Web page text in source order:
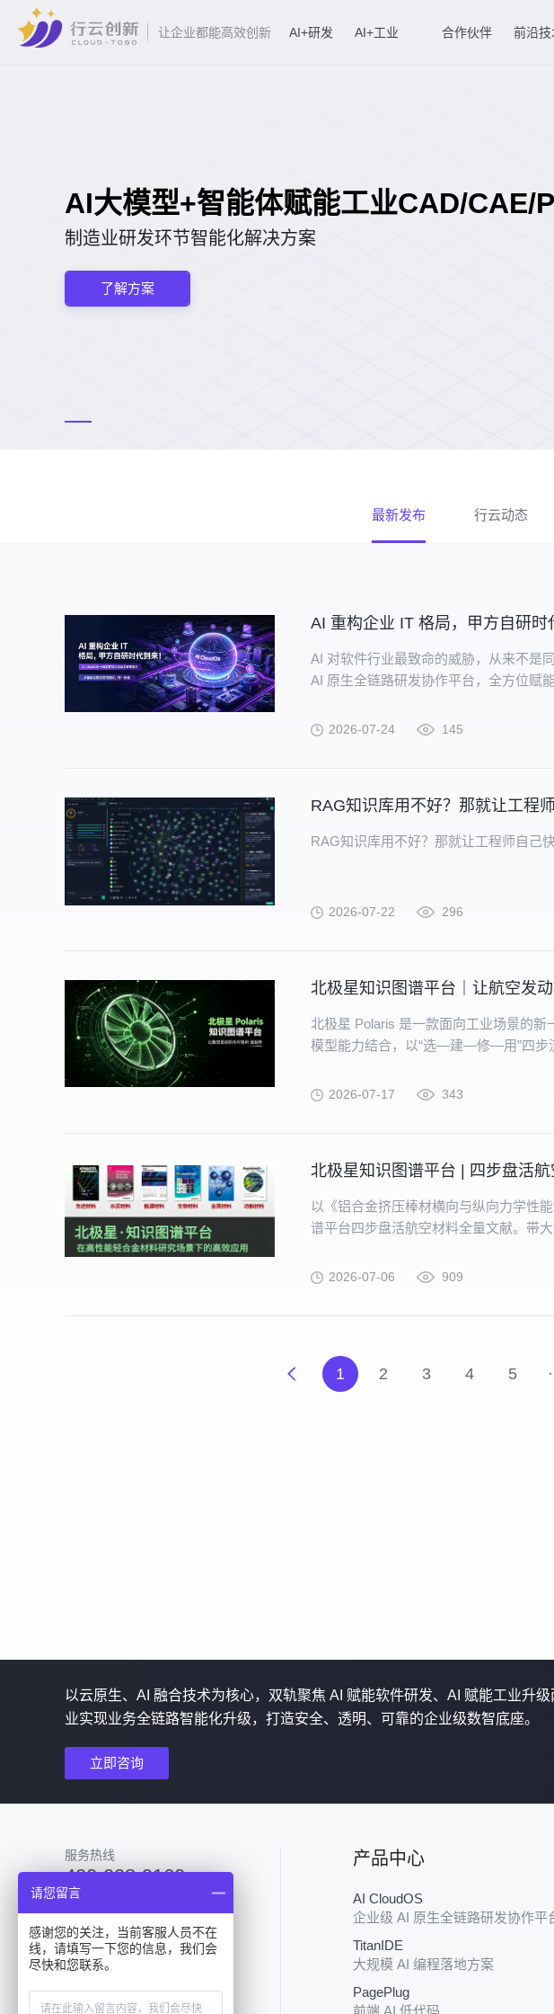
让企业都能高效创新 AI+研发 AI+工业 合作伙伴 前沿技
AI大模型+智能体赋能工业CAD/CAE/
制造业研发环节智能化解决方案
了解方案
最新发布 行云动态
AI 重构企业 IT 格局，甲方自研时
AI 对软件行业最致命的威胁，从来不是
AI 原生全链路研发协作平台，全方位赋能
2026-07-24 145
RAG知识库用不好？那就让工程
RAG知识库用不好？那就让工程师自己
2026-07-22 296
北极星知识图谱平台｜让航空发
北极星 Polaris 是一款面向工业场景的
模型能力结合，以“选—建—修—用”四步
2026-07-17 343
北极星知识图谱平台 | 四步盘活
以《铝合金挤压棒材横向与纵向力学性
谱平台四步盘活航空材料全量文献。带
2026-07-06 909
1 2 3 4 5
以云原生、AI 融合技术为核心，双轨聚焦 AI 赋能软件研发、AI 赋能工业升
业实现业务全链路智能化升级，打造安全、透明、可靠的企业级数智底座。
立即咨询
服务热线
400-008-9160
产品中心
AI CloudOS
企业级 AI 原生全链路研发协作平
TitanIDE
大规模 AI 编程落地方案
PagePlug
前端 AI 低代码
请您留言
感谢您的关注，当前客服人员不在
线，请填写一下您的信息，我们会
尽快和您联系。